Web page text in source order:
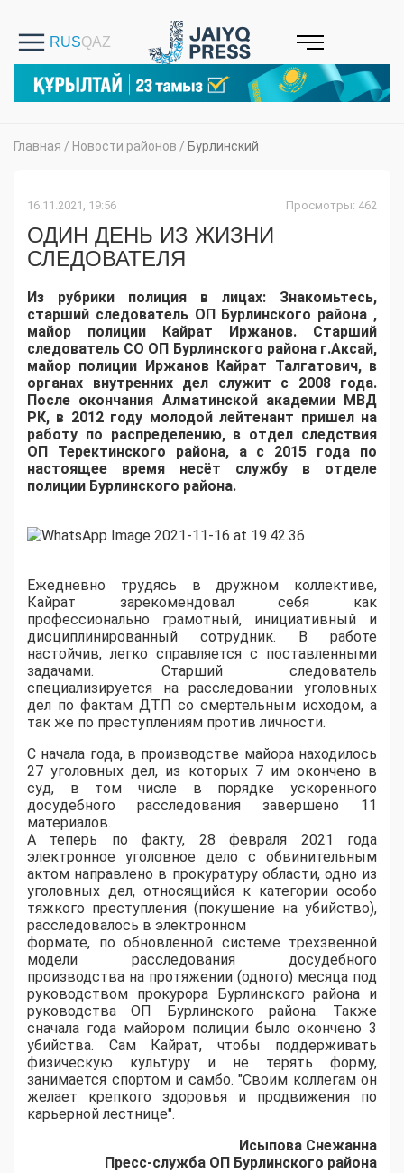
Главная / Новости районов / Бурлинский
16.11.2021, 19:56 Просмотры: 462
ОДИН ДЕНЬ ИЗ ЖИЗНИ
СЛЕДОВАТЕЛЯ
Из рубрики полиция в лицах: Знакомьтесь,
старший следователь ОП Бурлинского района ,
майор полиции Кайрат Иржанов. Старший
следователь СО ОП Бурлинского района г.Аксай,
майор полиции Иржанов Кайрат Талгатович, в
органах внутренних дел служит с 2008 года.
После окончания Алматинской академии МВД
РК, в 2012 году молодой лейтенант пришел на
работу по распределению, в отдел следствия
ОП Теректинского района, а с 2015 года по
настоящее время несёт службу в отделе
полиции Бурлинского района.
Ежедневно трудясь в дружном коллективе,
Кайрат зарекомендовал себя как
профессионально грамотный, инициативный и
дисциплинированный сотрудник. В работе
настойчив, легко справляется с поставленными
задачами. Старший следователь
специализируется на расследовании уголовных
дел по фактам ДТП со смертельным исходом, а
так же по преступлениям против личности.
С начала года, в производстве майора находилось
27 уголовных дел, из которых 7 им окончено в
суд, в том числе в порядке ускоренного
досудебного расследования завершено 11
материалов.
А теперь по факту, 28 февраля 2021 года
электронное уголовное дело с обвинительным
актом направлено в прокуратуру области, одно из
уголовных дел, относящийся к категории особо
тяжкого преступления (покушение на убийство),
расследовалось в электронном
формате, по обновленной системе трехзвенной
модели расследования досудебного
производства на протяжении (одного) месяца под
руководством прокурора Бурлинского района и
руководства ОП Бурлинского района. Также
сначала года майором полиции было окончено 3
убийства. Сам Кайрат, чтобы поддерживать
физическую культуру и не терять форму,
занимается спортом и самбо. "Своим коллегам он
желает крепкого здоровья и продвижения по
карьерной лестнице".
Исыпова Снежанна
Пресс-служба ОП Бурлинского района